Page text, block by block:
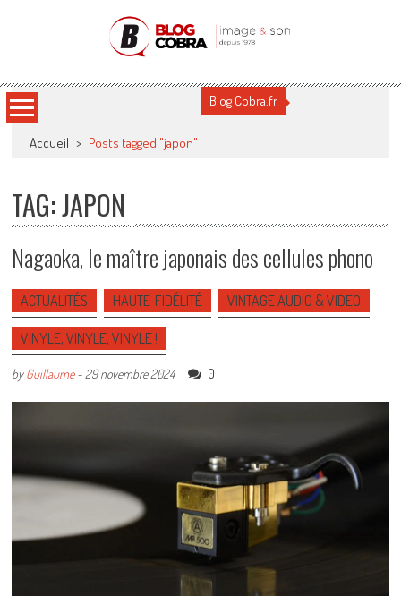
Blog Cobra
Blog Cobra.fr
Accueil > Posts tagged "japon"
TAG: JAPON
Nagaoka, le maître japonais des cellules phono
ACTUALITÉS HAUTE-FIDÉLITÉ VINTAGE AUDIO & VIDEO
VINYLE, VINYLE, VINYLE !
byGuillaume- 29 novembre 2024 0